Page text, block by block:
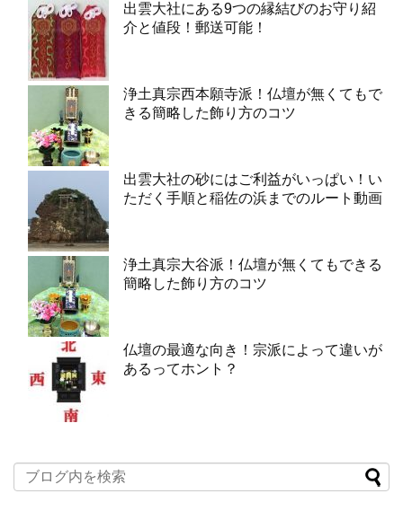
出雲大社にある9つの縁結びのお守り紹
介と値段！郵送可能！
浄土真宗西本願寺派！仏壇が無くてもで
きる簡略した飾り方のコツ
出雲大社の砂にはご利益がいっぱい！い
ただく手順と稲佐の浜までのルート動画
浄土真宗大谷派！仏壇が無くてもできる
簡略した飾り方のコツ
仏壇の最適な向き！宗派によって違いが
あるってホント？